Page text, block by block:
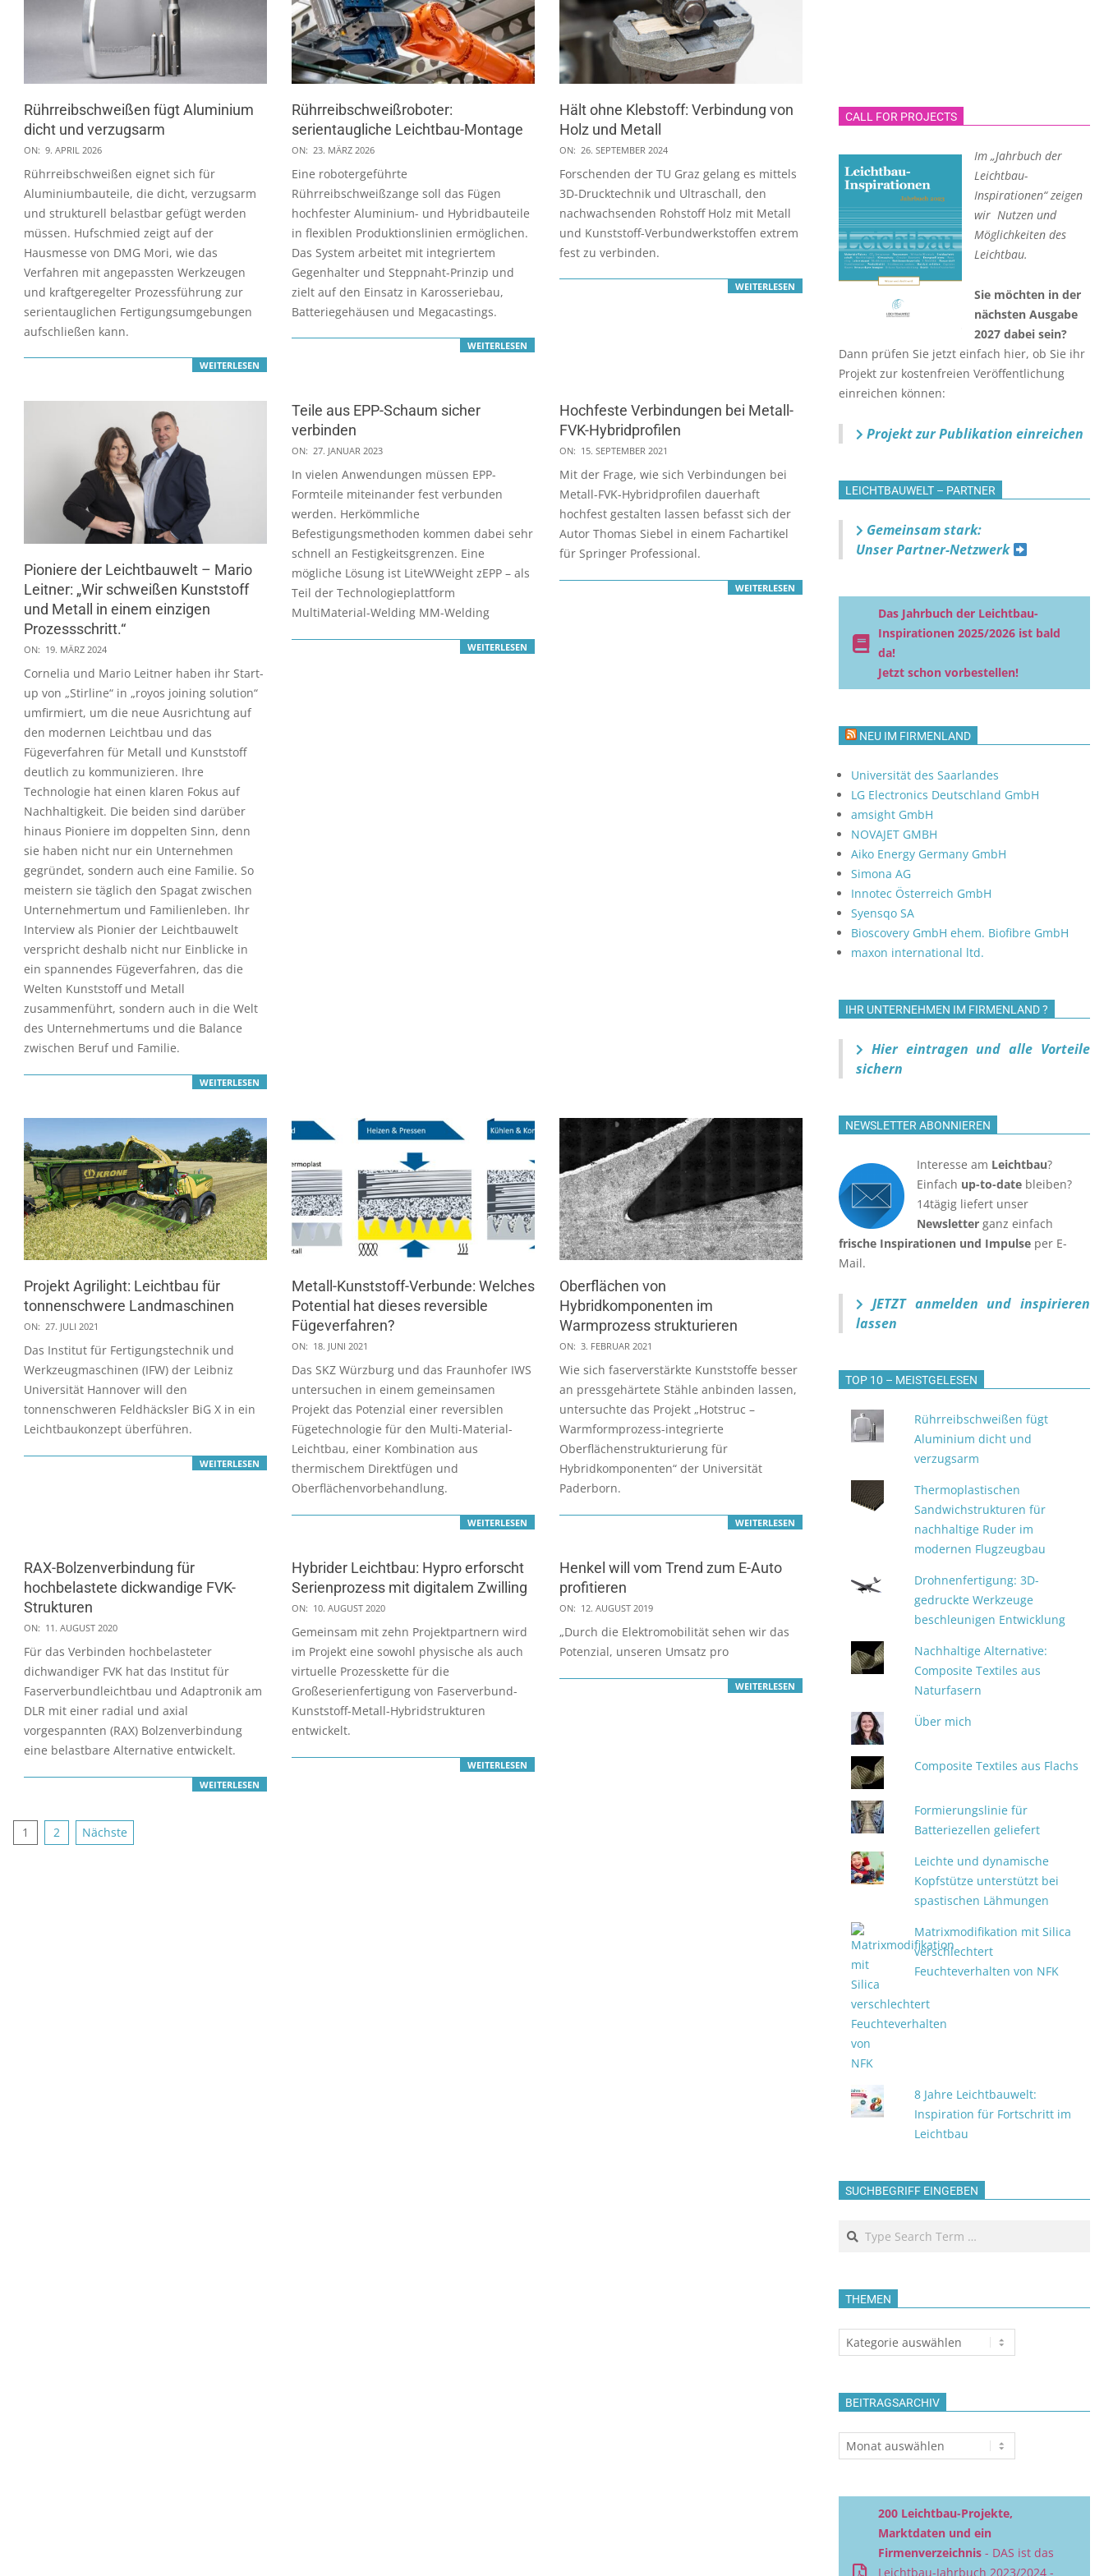
Rührreibschweißen fügt Aluminium
dicht und verzugsarm
2026-
04-
09
ON: 9. APRIL 2026
Rührreibschweißen eignet sich für
Aluminiumbauteile, die dicht, verzugsarm
und strukturell belastbar gefügt werden
müssen. Hufschmied zeigt auf der
Hausmesse von DMG Mori, wie das
Verfahren mit angepassten Werkzeugen
und kraftgeregelter Prozessführung zur
serientauglichen Fertigungsumgebungen
aufschließen kann.
WEITERLESEN
Rührreibschweißroboter:
serientaugliche Leichtbau-Montage
2026-
03-
23
ON: 23. MÄRZ 2026
Eine robotergeführte
Rührreibschweißzange soll das Fügen
hochfester Aluminium- und Hybridbauteile
in flexiblen Produktionslinien ermöglichen.
Das System arbeitet mit integriertem
Gegenhalter und Steppnaht-Prinzip und
zielt auf den Einsatz in Karosseriebau,
Batteriegehäusen und Megacastings.
WEITERLESEN
Hält ohne Klebstoff: Verbindung von
Holz und Metall
2024-
09-
26
ON: 26. SEPTEMBER 2024
Forschenden der TU Graz gelang es mittels
3D-Drucktechnik und Ultraschall, den
nachwachsenden Rohstoff Holz mit Metall
und Kunststoff-Verbundwerkstoffen extrem
fest zu verbinden.
WEITERLESEN
Pioniere der Leichtbauwelt – Mario
Leitner: „Wir schweißen Kunststoff
und Metall in einem einzigen
Prozessschritt.“
2024-
03-
19
ON: 19. MÄRZ 2024
Cornelia und Mario Leitner haben ihr Start-
up von „Stirline“ in „royos joining solution“
umfirmiert, um die neue Ausrichtung auf
den modernen Leichtbau und das
Fügeverfahren für Metall und Kunststoff
deutlich zu kommunizieren. Ihre
Technologie hat einen klaren Fokus auf
Nachhaltigkeit. Die beiden sind darüber
hinaus Pioniere im doppelten Sinn, denn
sie haben nicht nur ein Unternehmen
gegründet, sondern auch eine Familie. So
meistern sie täglich den Spagat zwischen
Unternehmertum und Familienleben. Ihr
Interview als Pionier der Leichtbauwelt
verspricht deshalb nicht nur Einblicke in
ein spannendes Fügeverfahren, das die
Welten Kunststoff und Metall
zusammenführt, sondern auch in die Welt
des Unternehmertums und die Balance
zwischen Beruf und Familie.
WEITERLESEN
Teile aus EPP-Schaum sicher
verbinden
2023-
01-
27
ON: 27. JANUAR 2023
In vielen Anwendungen müssen EPP-
Formteile miteinander fest verbunden
werden. Herkömmliche
Befestigungsmethoden kommen dabei sehr
schnell an Festigkeitsgrenzen. Eine
mögliche Lösung ist LiteWWeight zEPP – als
Teil der Technologieplattform
MultiMaterial-Welding MM-Welding
WEITERLESEN
Hochfeste Verbindungen bei Metall-
FVK-Hybridprofilen
2021-
09-
15
ON: 15. SEPTEMBER 2021
Mit der Frage, wie sich Verbindungen bei
Metall-FVK-Hybridprofilen dauerhaft
hochfest gestalten lassen befasst sich der
Autor Thomas Siebel in einem Fachartikel
für Springer Professional.
WEITERLESEN
Projekt Agrilight: Leichtbau für
tonnenschwere Landmaschinen
2021-
07-
27
ON: 27. JULI 2021
Das Institut für Fertigungstechnik und
Werkzeugmaschinen (IFW) der Leibniz
Universität Hannover will den
tonnenschweren Feldhäcksler BiG X in ein
Leichtbaukonzept überführen.
WEITERLESEN
Metall-Kunststoff-Verbunde: Welches
Potential hat dieses reversible
Fügeverfahren?
2021-
06-
18
ON: 18. JUNI 2021
Das SKZ Würzburg und das Fraunhofer IWS
untersuchen in einem gemeinsamen
Projekt das Potenzial einer reversiblen
Fügetechnologie für den Multi-Material-
Leichtbau, einer Kombination aus
thermischem Direktfügen und
Oberflächenvorbehandlung.
WEITERLESEN
Oberflächen von
Hybridkomponenten im
Warmprozess strukturieren
2021-
02-
03
ON: 3. FEBRUAR 2021
Wie sich faserverstärkte Kunststoffe besser
an pressgehärtete Stähle anbinden lassen,
untersuchte das Projekt „Hotstruc –
Warmformprozess-integrierte
Oberflächenstrukturierung für
Hybridkomponenten“ der Universität
Paderborn.
WEITERLESEN
RAX-Bolzenverbindung für
hochbelastete dickwandige FVK-
Strukturen
2020-
08-
11
ON: 11. AUGUST 2020
Für das Verbinden hochbelasteter
dichwandiger FVK hat das Institut für
Faserverbundleichtbau und Adaptronik am
DLR mit einer radial und axial
vorgespannten (RAX) Bolzenverbindung
eine belastbare Alternative entwickelt.
WEITERLESEN
Hybrider Leichtbau: Hypro erforscht
Serienprozess mit digitalem Zwilling
2020-
08-
10
ON: 10. AUGUST 2020
Gemeinsam mit zehn Projektpartnern wird
im Projekt eine sowohl physische als auch
virtuelle Prozesskette für die
Großeserienfertigung von Faserverbund-
Kunststoff-Metall-Hybridstrukturen
entwickelt.
WEITERLESEN
Henkel will vom Trend zum E-Auto
profitieren
2019-
08-
12
ON: 12. AUGUST 2019
„Durch die Elektromobilität sehen wir das
Potenzial, unseren Umsatz pro
WEITERLESEN
Seitennummerierung
1 2 Nächste
CALL FOR PROJECTS
Im „Jahrbuch der
Leichtbau-
Inspirationen“ zeigen
wir Nutzen und
Möglichkeiten des
Leichtbau.
Sie möchten in der
nächsten Ausgabe
2027 dabei sein?
Dann prüfen Sie jetzt einfach hier, ob Sie ihr
Projekt zur kostenfreien Veröffentlichung
einreichen können:
Projekt zur Publikation einreichen
LEICHTBAUWELT – PARTNER
Gemeinsam stark:
Unser Partner-Netzwerk
Das Jahrbuch der Leichtbau-
Inspirationen 2025/2026 ist bald
da!
Jetzt schon vorbestellen!
NEU IM FIRMENLAND
Universität des Saarlandes
LG Electronics Deutschland GmbH
amsight GmbH
NOVAJET GMBH
Aiko Energy Germany GmbH
Simona AG
Innotec Österreich GmbH
Syensqo SA
Bioscovery GmbH ehem. Biofibre GmbH
maxon international ltd.
IHR UNTERNEHMEN IM FIRMENLAND ?
Hier eintragen und alle Vorteile
sichern
NEWSLETTER ABONNIEREN
Interesse am Leichtbau?
Einfach up-to-date bleiben?
14tägig liefert unser
Newsletter ganz einfach
frische Inspirationen und Impulse per E-
Mail.
JETZT anmelden und inspirieren
lassen
TOP 10 – MEISTGELESEN
Rührreibschweißen fügt
Aluminium dicht und
verzugsarm
Thermoplastischen
Sandwichstrukturen für
nachhaltige Ruder im
modernen Flugzeugbau
Drohnenfertigung: 3D-
gedruckte Werkzeuge
beschleunigen Entwicklung
Nachhaltige Alternative:
Composite Textiles aus
Naturfasern
Über mich
Composite Textiles aus Flachs
Formierungslinie für
Batteriezellen geliefert
Leichte und dynamische
Kopfstütze unterstützt bei
spastischen Lähmungen
Matrixmodifikation mit Silica
verschlechtert
Feuchteverhalten von NFK
8 Jahre Leichtbauwelt:
Inspiration für Fortschritt im
Leichtbau
SUCHBEGRIFF EINGEBEN
Search
THEMEN
Themen
BEITRAGSARCHIV
Beitragsarchiv
200 Leichtbau-Projekte,
Marktdaten und ein
Firmenverzeichnis - DAS ist das
Leichtbau-Jahrbuch 2023/2024 -